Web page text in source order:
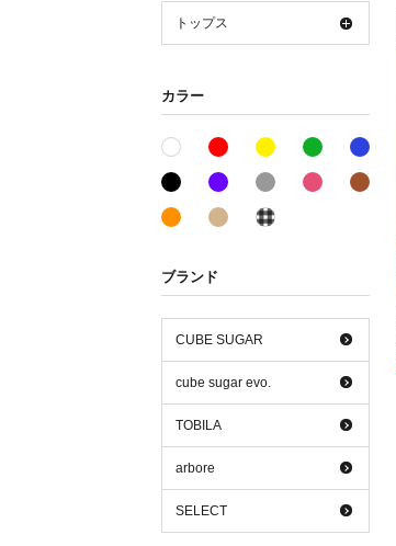
トップス
カラー
ホワイト系レッド系 イエロー系グリーン系
ブラック系パープル系グレー系 ピンク系
オレンジ系ベージュ系
ブランド
CUBE SUGAR
cube sugar evo.
TOBILA
arbore
SELECT